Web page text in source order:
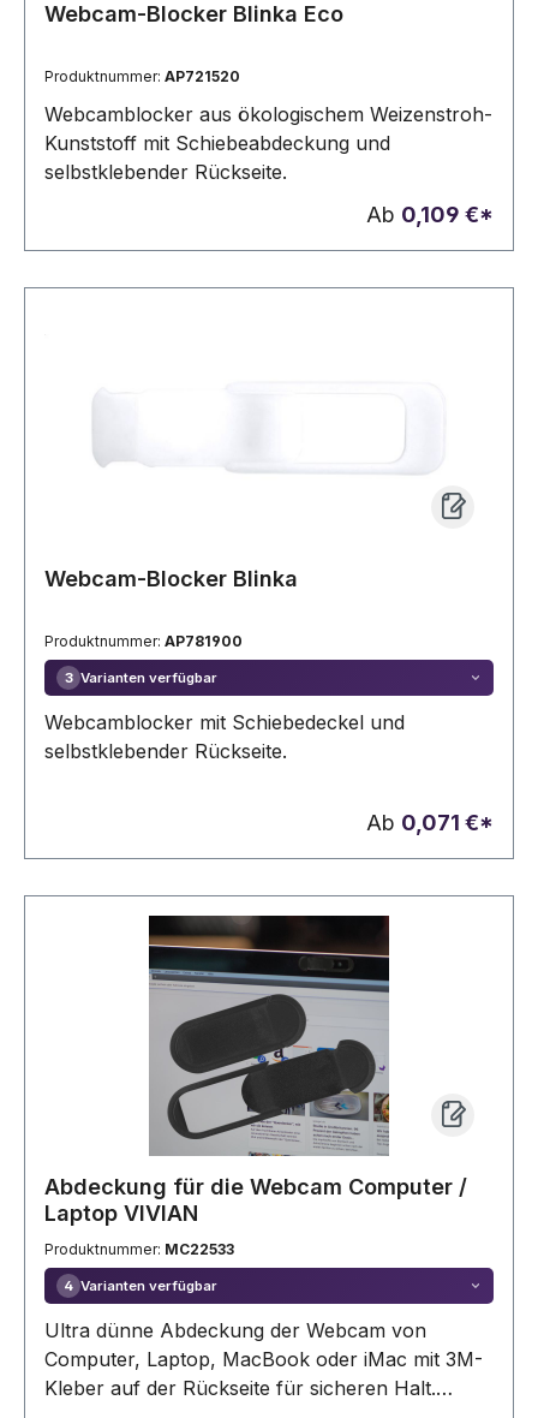
Webcam-Blocker Blinka Eco
Produktnummer: AP721520
Webcamblocker aus ökologischem Weizenstroh-
Kunststoff mit Schiebeabdeckung und
selbstklebender Rückseite.
Ab 0,109 €*
Webcam-Blocker Blinka
Produktnummer: AP781900
3 Varianten verfügbar
Webcamblocker mit Schiebedeckel und
selbstklebender Rückseite.
Ab 0,071 €*
Abdeckung für die Webcam Computer /
Laptop VIVIAN
Produktnummer: MC22533
4 Varianten verfügbar
Ultra dünne Abdeckung der Webcam von
Computer, Laptop, MacBook oder iMac mit 3M-
Kleber auf der Rückseite für sicheren Halt.